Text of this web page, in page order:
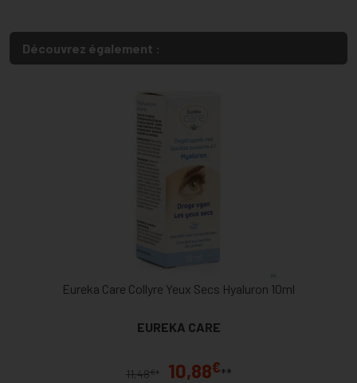
Découvrez également :
Eureka Care Collyre Yeux Secs Hyaluron 10ml
EUREKA CARE
11,48€ * 10,88€**